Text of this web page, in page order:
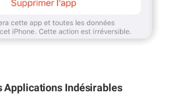
Applications Indésirables